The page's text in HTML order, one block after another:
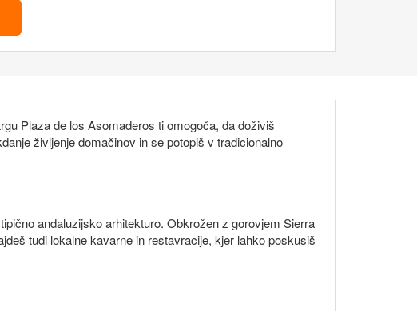
Plaza de los Asomaderos ti omogoča, da doživiš
življenje domačinov in se potopiš v tradicionalno
andaluzijsko arhitekturo. Obkrožen z gorovjem Sierra
tudi lokalne kavarne in restavracije, kjer lahko poskusiš